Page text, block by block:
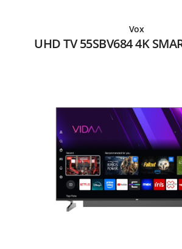
Vox
UHD TV 55SBV684 4K